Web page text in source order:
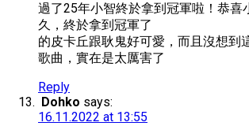
過了25年小智終於拿到冠軍啦！恭喜
久，終於拿到冠軍了
的皮卡丘跟耿鬼好可愛，而且沒想到
歌曲，實在是太厲害了
Reply
Dohko says:
16.11.2022 at 13:55